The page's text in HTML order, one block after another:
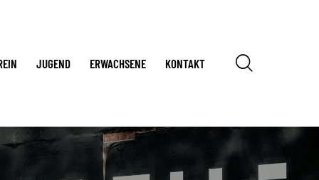
JUGEND ERWACHSENE KONTAKT